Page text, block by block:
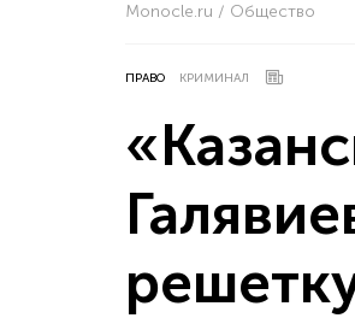
Monocle.ru Общество
ПРАВО КРИМИНАЛ